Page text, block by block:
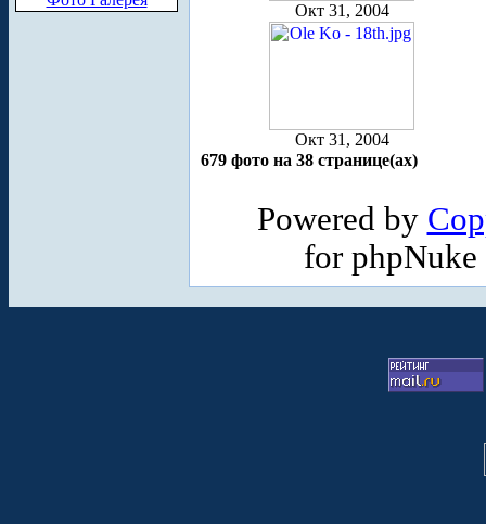
Окт 31, 2004
Окт 31, 2004
679 фото на 38 странице(ах)
Powered by
for